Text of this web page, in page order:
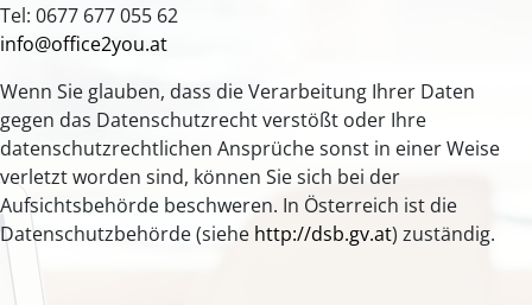
Tel: 0677 677 055 62
info@office2you.at
Wenn Sie glauben, dass die Verarbeitung Ihrer Daten
gegen das Datenschutzrecht verstößt oder Ihre
datenschutzrechtlichen Ansprüche sonst in einer Weise
verletzt worden sind, können Sie sich bei der
Aufsichtsbehörde beschweren. In Österreich ist die
Datenschutzbehörde (siehe http://dsb.gv.at) zuständig.